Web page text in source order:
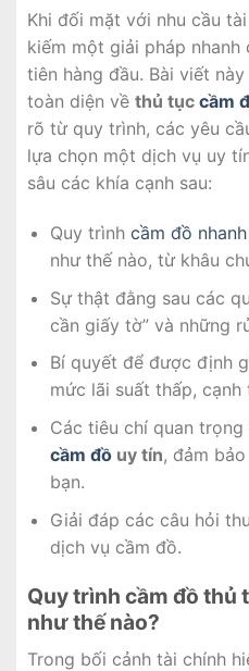
Khi đối mặt với nhu cầu
kiếm một giải pháp nhanh
tiên hàng đầu. Bài viết
toàn diện về thủ tục cầm
rõ từ quy trình, các yêu
lựa chọn một dịch vụ uy
sâu các khía cạnh sau:
Quy trình cầm đồ nhanh
như thế nào, từ khâu
Sự thật đằng sau các
cần giấy tờ” và những
Bí quyết để được định
mức lãi suất thấp, cạnh
Các tiêu chí quan
cầm đồuy tín, đảm
bạn.
Giải đáp các câu hỏi
dịch vụ cầm đồ.
Quy trình cầm đồ thủ
như thế nào?
Trong bối cảnh tài chính